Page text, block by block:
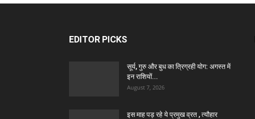
EDITOR PICKS
सूर्य, गुरु और बुध का त्रिग्रही योग: अगस्त में
इन राशियों...
August 7, 2026
इस माह पड़ रहे ये प्रमुख व्रत , त्यौहार